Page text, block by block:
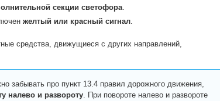
секции светофора.
желтый или красный сигнал.
средства, движущиеся с других направлений,
забывать про пункт 13.4 правил дорожного движения,
налево и развороту. При повороте налево и развороте